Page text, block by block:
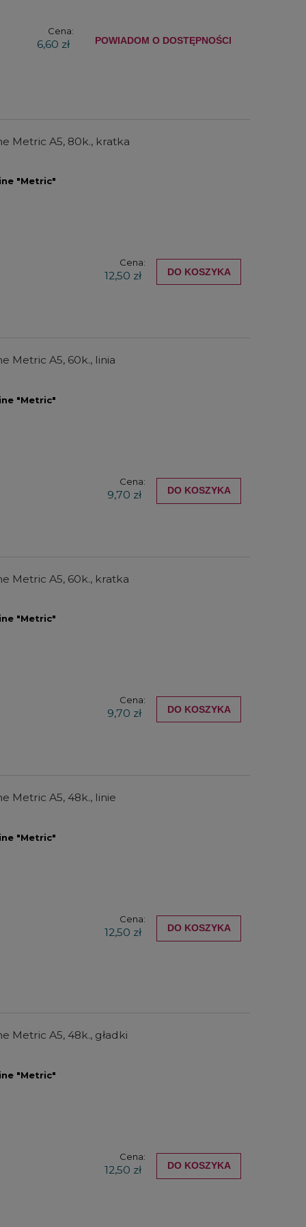
Cena:
6,60 zł POWIADOM O DOSTĘPNOŚCI
Metric A5, 80k., kratka
"Metric"
Cena:
12,50 zł DO KOSZYKA
Metric A5, 60k., linia
"Metric"
Cena:
9,70 zł DO KOSZYKA
Metric A5, 60k., kratka
"Metric"
Cena:
9,70 zł DO KOSZYKA
Metric A5, 48k., linie
"Metric"
Cena:
12,50 zł DO KOSZYKA
Metric A5, 48k., gładki
"Metric"
Cena:
12,50 zł DO KOSZYKA